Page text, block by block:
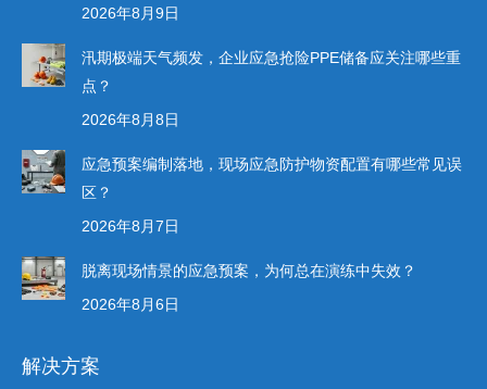
2026年8月9日
汛期极端天气频发，企业应急抢险PPE储备应关注哪些重
点？
2026年8月8日
应急预案编制落地，现场应急防护物资配置有哪些常见误
区？
2026年8月7日
脱离现场情景的应急预案，为何总在演练中失效？
2026年8月6日
解决方案